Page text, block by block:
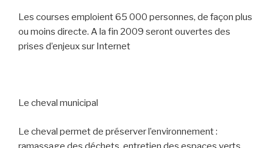
Les courses emploient 65 000 personnes, de façon plus
ou moins directe. A la fin 2009 seront ouvertes des
prises d’enjeux sur Internet
Le cheval municipal
Le cheval permet de préserver l’environnement :